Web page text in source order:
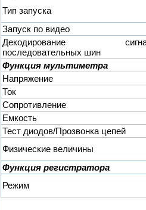
Тип запуска
Запуск по видео
Декодирование
последовательных шин
Функция мультиметра
Напряжение
Ток
Сопротивление
Емкость
Тест диодов/Прозвонка цепей
Физические величины
Функция регистратора
Режим